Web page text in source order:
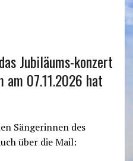
Jubiläums-konzert
am 07.11.2026 hat
Sängerinnen des
über die Mail: